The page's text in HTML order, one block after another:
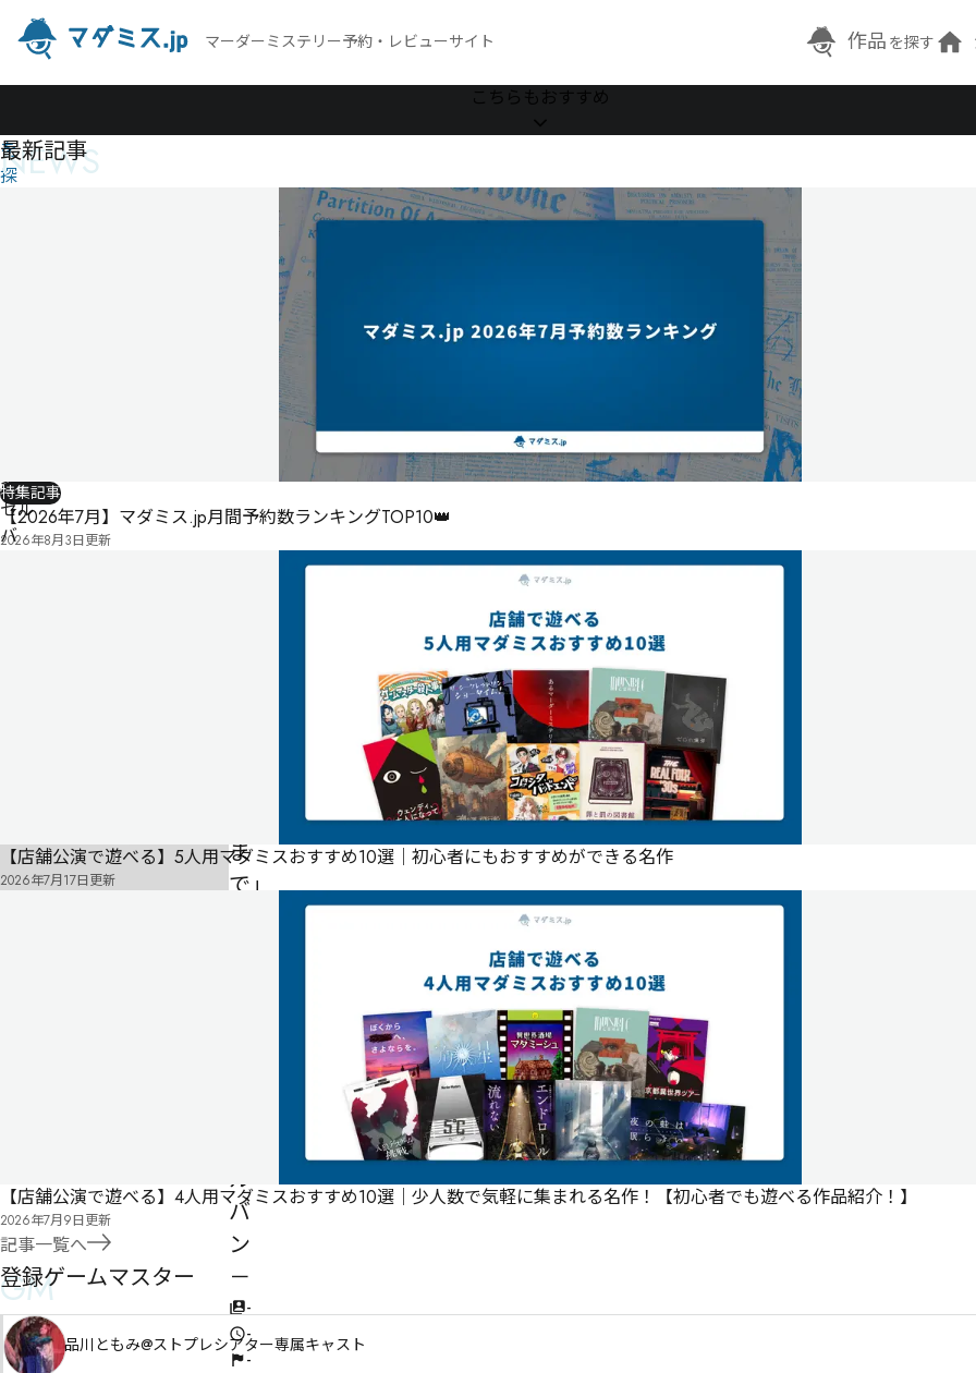
マーダーミステリー予約・レビューサイト 作品 を探す
を
探
イン
セル
バ
ま
で」
ル
バ
ン
－
-
-
-
こちらもおすすめ
NEWS
最新記事
特集記事
【2026年7月】マダミス.jp月間予約数ランキングTOP10👑
2026年8月3日更新
【店舗公演で遊べる】5人用マダミスおすすめ10選｜初心者にもおすすめができる名作
2026年7月17日更新
【店舗公演で遊べる】4人用マダミスおすすめ10選｜少人数で気軽に集まれる名作！【初心者でも遊べる作品紹介！】
2026年7月9日更新
記事一覧へ
GM
登録ゲームマスター
品川ともみ@ストプレシアター専属キャスト